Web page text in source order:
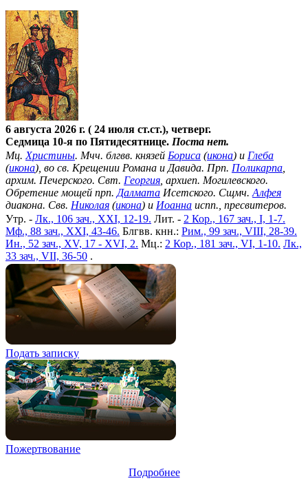
6 августа 2026 г. ( 24 июля ст.ст.), четверг.
Седмица 10-я по Пятидесятнице. Поста нет.
Мц. Христины. Мчч. блгвв. князей Бориса (икона) и Глеба
(икона), во св. Крещении Романа и Давида. Прп. Поликарпа
архим. Печерского. Свт. Георгия , архиеп. Могилевского.
Обретение мощей прп. Далмата Исетского. Сщмч. Алфея
диакона. Свв. Николая (икона) и Иоанна испп., пресвитеров.
Утр. - Лк., 106 зач., XXI, 12-19. Лит. - 2 Кор., 167 зач., I, 1-7.
Мф., 88 зач., XXI, 43-46. Блгвв. кнн.: Рим., 99 зач., VIII, 28-39.
Ин., 52 зач., XV, 17 - XVI, 2. Мц.: 2 Кор., 181 зач., VI, 1-10. Лк.,
33 зач., VII, 36-50 .
Подать записку
Пожертвование
Подробнее